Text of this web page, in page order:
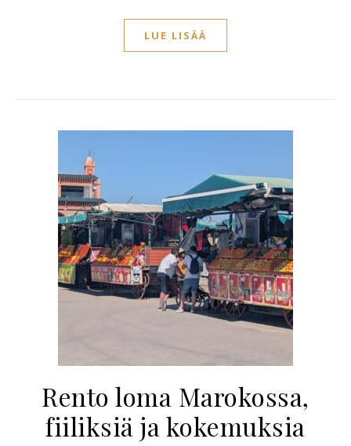
LUE LISÄÄ
Rento loma Marokossa,
fiiliksiä ja kokemuksia